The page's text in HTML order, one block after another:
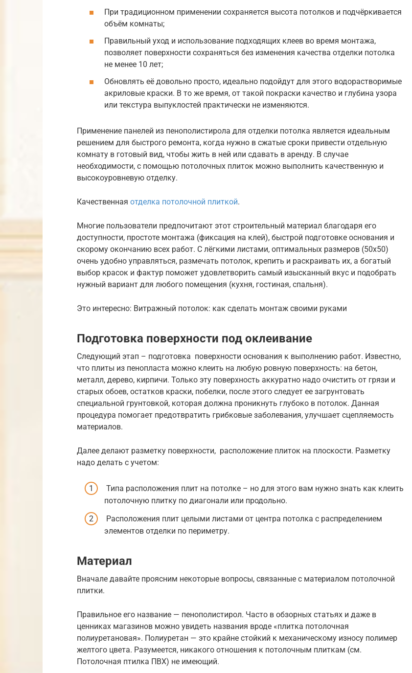
При традиционном применении сохраняется высота потолков и подчёркивается
объём комнаты;
Правильный уход и использование подходящих клеев во время монтажа,
позволяет поверхности сохраняться без изменения качества отделки потолка
не менее 10 лет;
Обновлять её довольно просто, идеально подойдут для этого водорастворимые
акриловые краски. В то же время, от такой покраски качество и глубина узора
или текстура выпуклостей практически не изменяются.
Применение панелей из пенополистирола для отделки потолка является идеальным
решением для быстрого ремонта, когда нужно в сжатые сроки привести отдельную
комнату в готовый вид, чтобы жить в ней или сдавать в аренду. В случае
необходимости, с помощью потолочных плиток можно выполнить качественную и
высокоуровневую отделку.
Качественная отделка потолочной плиткой.
Многие пользователи предпочитают этот строительный материал благодаря его
доступности, простоте монтажа (фиксация на клей), быстрой подготовке основания и
скорому окончанию всех работ. С лёгкими листами, оптимальных размеров (50х50)
очень удобно управляться, размечать потолок, крепить и раскраивать их, а богатый
выбор красок и фактур поможет удовлетворить самый изысканный вкус и подобрать
нужный вариант для любого помещения (кухня, гостиная, спальня).
Это интересно: Витражный потолок: как сделать монтаж своими руками
Подготовка поверхности под оклеивание
Следующий этап – подготовка поверхности основания к выполнению работ. Известно,
что плиты из пенопласта можно клеить на любую ровную поверхность: на бетон,
металл, дерево, кирпичи. Только эту поверхность аккуратно надо очистить от грязи и
старых обоев, остатков краски, побелки, после этого следует ее загрунтовать
специальной грунтовкой, которая должна проникнуть глубоко в потолок. Данная
процедура помогает предотвратить грибковые заболевания, улучшает сцепляемость
материалов.
Далее делают разметку поверхности, расположение плиток на плоскости. Разметку
надо делать с учетом:
Типа расположения плит на потолке – но для этого вам нужно знать как клеить
потолочную плитку по диагонали или продольно.
Расположения плит целыми листами от центра потолка с распределением
элементов отделки по периметру.
Материал
Вначале давайте проясним некоторые вопросы, связанные с материалом потолочной
плитки.
Правильное его название — пенополистирол. Часто в обзорных статьях и даже в
ценниках магазинов можно увидеть названия вроде «плитка потолочная
полиуретановая». Полиуретан — это крайне стойкий к механическому износу полимер
желтого цвета. Разумеется, никакого отношения к потолочным плиткам (см.
Потолочная птилка ПВХ) не имеющий.